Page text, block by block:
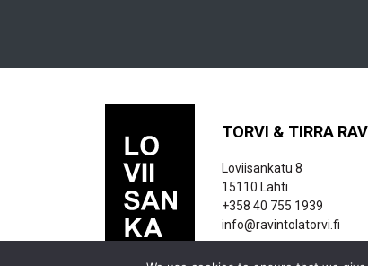
TORVI & TIRRA
Loviisankatu 8
15110 Lahti
+358 40 755 1939
info@ravintolatorvi.fi